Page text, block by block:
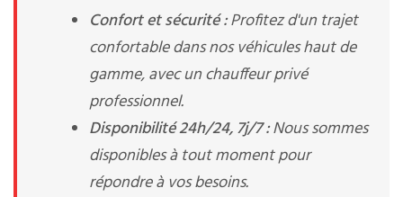
Confort et sécurité :Profitez d'un trajet
confortable dans nos véhicules haut de
gamme, avec un chauffeur privé
professionnel.
Disponibilité 24h/24, 7j/7 :Nous sommes
disponibles à tout moment pour
répondre à vos besoins.